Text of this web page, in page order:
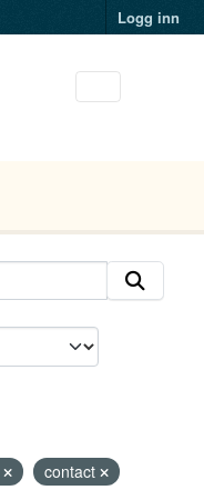
Logg inn
contact